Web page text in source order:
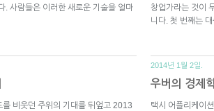
. 사람들은 이러한 새로운 기술을 얼마
창업가라는 것이
니다. 첫 번째는
비웃던 주위의 기대를 뒤엎고 2013
2014년 1월 2일.
우버의 경제
택시 어플리케이